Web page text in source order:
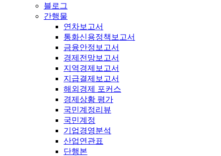
블로그
간행물
연차보고서
통화신용정책보고서
금융안정보고서
경제전망보고서
지역경제보고서
지급결제보고서
해외경제 포커스
경제상황 평가
국민계정리뷰
국민계정
기업경영분석
산업연관표
단행본